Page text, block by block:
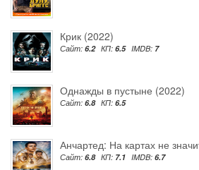
Крик (2022)
Сайт: 6.2 КП: 6.5 IMDB: 7
Однажды в пустыне (2022)
Сайт: 6.8 КП: 6.5
Анчартед: На картах не
Сайт: 6.8 КП: 7.1 IMDB: 6.7